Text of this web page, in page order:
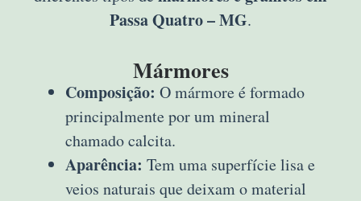
Passa Quatro – MG.
Mármores
Composição: O mármore é formado
principalmente por um mineral
chamado calcita.
Aparência: Tem uma superfície lisa e
veios naturais que deixam o material